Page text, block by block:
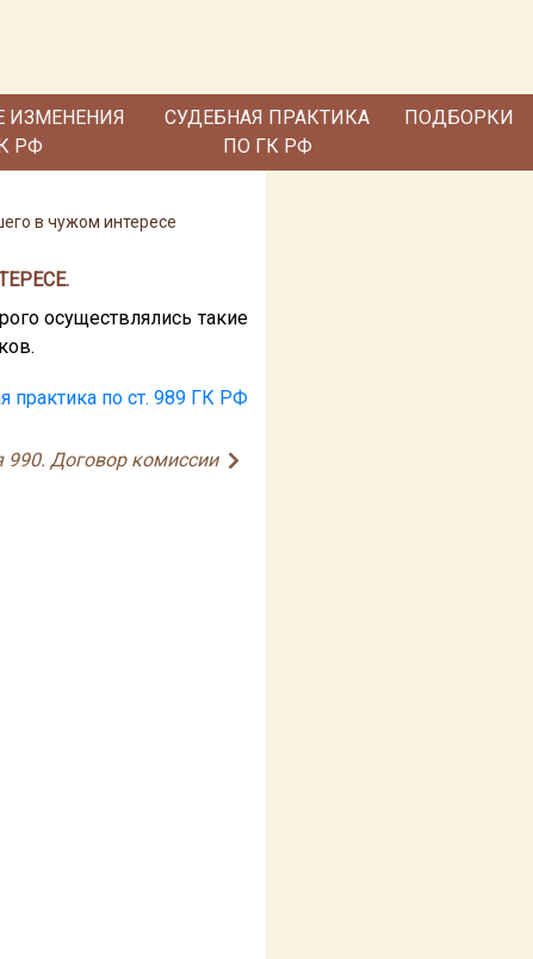
ИЗМЕНЕНИЯ
РФ
СУДЕБНАЯ ПРАКТИКА
ПО ГК РФ
ПОДБОРКИ
в чужом интересе
осуществлялись такие
практика по ст. 989 ГК РФ
990. Договор комиссии